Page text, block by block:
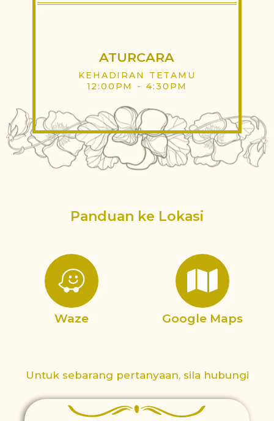
ATURCARA
KEHADIRAN TETAMU
12:00PM - 4:30PM
Panduan ke Lokasi
Waze Google Maps
Untuk sebarang pertanyaan, sila hubungi